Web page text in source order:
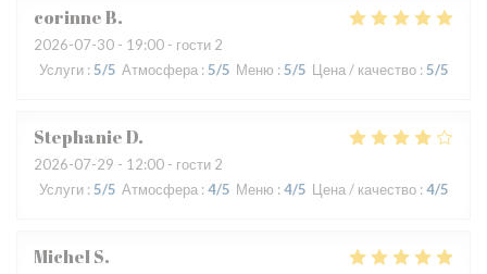
corinneB
2026-07-30 - 19:00 - гости 2
Услуги : 5/5 Атмосфера : 5/5 Меню : 5/5 Цена / качество : 5/5
StephanieD
2026-07-29 - 12:00 - гости 2
Услуги : 5/5 Атмосфера : 4/5 Меню : 4/5 Цена / качество : 4/5
MichelS